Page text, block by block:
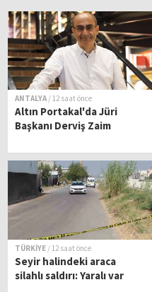
ANTALYA / 12 saat önce
Altın Portakal'da Jüri
Başkanı Derviş Zaim
TÜRKİYE / 12 saat önce
Seyir halindeki araca
silahlı saldırı: Yaralı var